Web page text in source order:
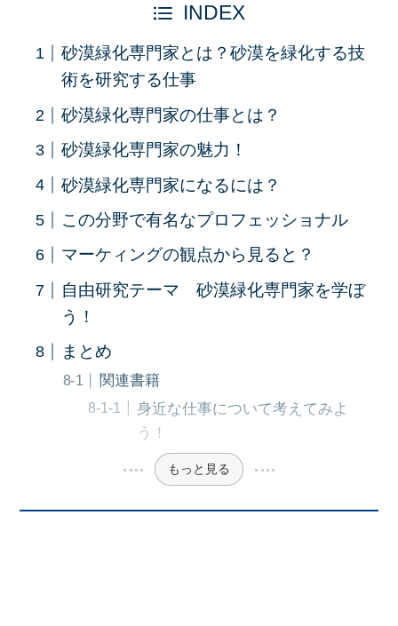
INDEX
砂漠緑化専門家とは？砂漠を緑化する技
術を研究する仕事
砂漠緑化専門家の仕事とは？
砂漠緑化専門家の魅力！
砂漠緑化専門家になるには？
この分野で有名なプロフェッショナル
マーケィングの観点から見ると？
自由研究テーマ 砂漠緑化専門家を学ぼ
う！
まとめ
関連書籍
身近な仕事について考えてみよ
う！
もっと見る